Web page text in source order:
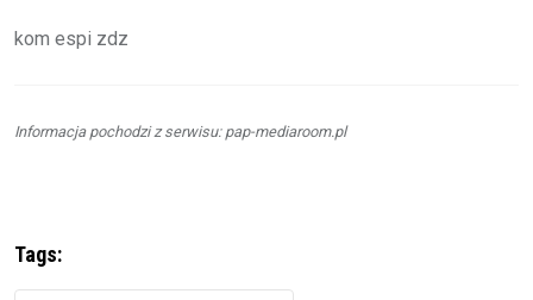
kom espi zdz
Informacja pochodzi z serwisu: pap-mediaroom.pl
Tags: